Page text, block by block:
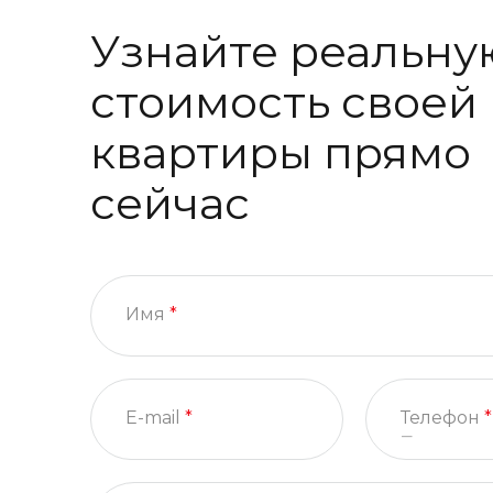
Узнайте
стоимость своей
квартиры прямо
сейчас
Имя *
E-mail * Телефон *